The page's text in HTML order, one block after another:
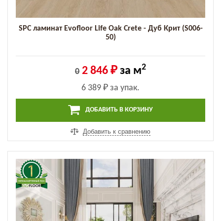
SPC ламинат Evofloor Life Oak Crete - Дуб Крит (S006-
50)
0 2 846 ₽ за м2
6 389 ₽ за упак.
ДОБАВИТЬ В КОРЗИНУ
Добавить к сравнению